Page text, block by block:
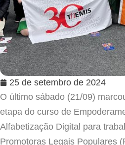
25 de setembro de 2024
O último sábado (21/09)
etapa do curso de
Alfabetização Digital para
Promotoras Legais Populares